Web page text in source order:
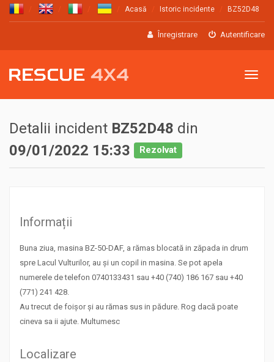
Acasă Istoric incidente BZ52D48
Înregistrare Autentificare
Meniu
Detalii incident BZ52D48 din
09/01/2022 15:33
Rezolvat
Informații
Buna ziua, masina BZ-50-DAF, a rămas blocată in zăpada in drum
spre Lacul Vulturilor, au și un copil in masina. Se pot apela
numerele de telefon 0740133431 sau +40 (740) 186 167 sau +40
(771) 241 428.
Au trecut de foișor și au rămas sus in pădure. Rog dacă poate
cineva sa ii ajute. Multumesc
Localizare